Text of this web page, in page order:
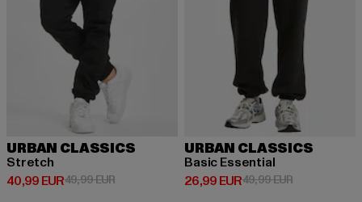
URBAN CLASSICS
Stretch
40,99 EUR
Ajankohtainen hinta: 40,99 EUR
49,99 EURKampanjahinta: 49,99 EUR
URBAN CLASSICS
Basic Essential
26,99 EUR
Ajankohtainen hinta: 26,99 EUR
49,99 EUR